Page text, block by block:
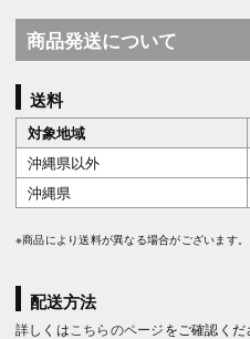
商品発送について
送料
対象地域
沖縄県以外
沖縄県
※商品により送料が異なる場合がございます。
配送方法
詳しくは こちらのページをご確認くだ